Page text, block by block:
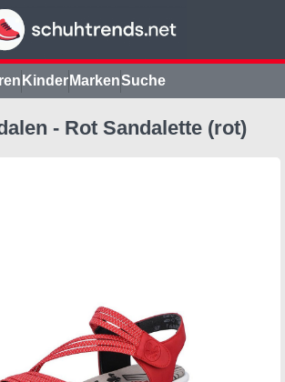
Kinder MarkenSuche
- Rot Sandalette (rot)